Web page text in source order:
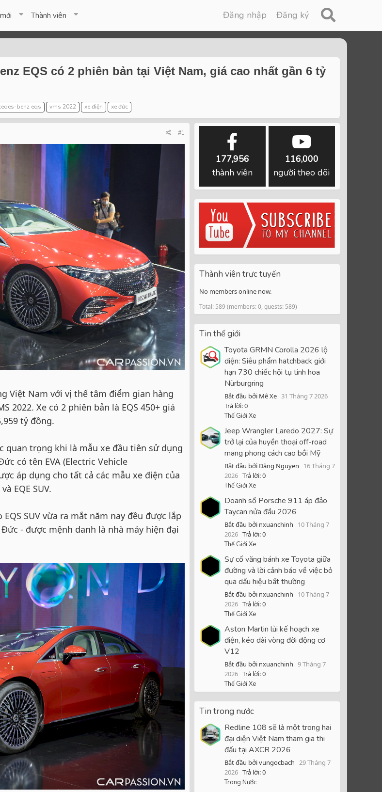
Thành viên Đăng nhập Đăng ký
EQS có 2 phiên bản tại Việt Nam, giá cao nhất gần 6 tỷ
benz eqs vms 2022 xe điện xe đức
#1
Việt Nam với vị thế tâm điểm gian hàng
2022. Xe có 2 phiên bản là EQS 450+ giá
tỷ đồng.
quan trọng khi là mẫu xe đầu tiên sử dụng
có tên EVA (Electric Vehicle
áp dụng cho tất cả các mẫu xe điện của
EQE SUV.
SUV vừa ra mắt năm nay đều được lắp
- được mệnh danh là nhà máy hiện đại
177,956
thành viên
116,000
người theo dõi
Thành viên trực tuyến
No members online now.
Total: 589 (members: 0, guests: 589)
Tin thế giới
Toyota GRMN Corolla 2026 lộ
diện: Siêu phẩm hatchback giới
hạn 730 chiếc hội tụ tinh hoa
Nürburgring
Bắt đầu bởi Mê Xe 31 Tháng 7 2026
Trả lời: 0
Thế Giới Xe
Jeep Wrangler Laredo 2027: Sự
trở lại của huyền thoại off-road
mang phong cách cao bồi Mỹ
Bắt đầu bởi Đăng Nguyen
16 Tháng 7
2026 Trả lời: 0
Thế Giới Xe
Doanh số Porsche 911 áp đảo
Taycan nửa đầu 2026
Bắt đầu bởi nxuanchinh
10 Tháng 7
2026 Trả lời: 0
Thế Giới Xe
Sự cố văng bánh xe Toyota giữa
đường và lời cảnh báo về việc bỏ
qua dấu hiệu bất thường
Bắt đầu bởi nxuanchinh
10 Tháng 7
2026 Trả lời: 0
Thế Giới Xe
Aston Martin lùi kế hoạch xe
điện, kéo dài vòng đời động cơ
V12
Bắt đầu bởi nxuanchinh 9 Tháng 7
2026 Trả lời: 0
Thế Giới Xe
Tin trong nước
Redline 108 sẽ là một trong hai
đại diện Việt Nam tham gia thi
đấu tại AXCR 2026
Bắt đầu bởi vungocbach 29 Tháng 7
2026 Trả lời: 0
Trong Nước